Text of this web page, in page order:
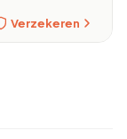
Verzekeren